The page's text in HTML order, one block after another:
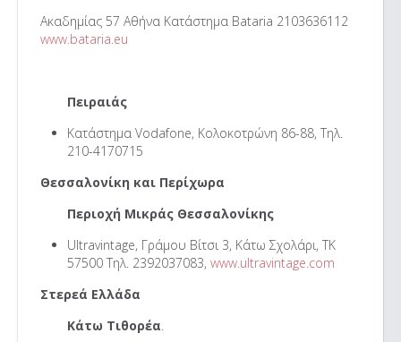
Ακαδημίας 57 Αθήνα Κατάστημα Bataria 2103636112
www.bataria.eu
Πειραιάς
Κατάστημα Vodafone, Κολοκοτρώνη 86-88, Τηλ.
210-4170715
Θεσσαλονίκη και Περίχωρα
Περιοχή Μικράς Θεσσαλονίκης
Ultravintage, Γράμου Βίτσι 3, Κάτω Σχολάρι, TK
57500 Τηλ. 2392037083, www.ultravintage.com
Στερεά Ελλάδα
Κάτω Τιθορέα.